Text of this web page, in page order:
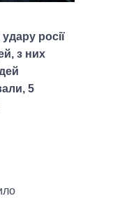
росії
з них
5